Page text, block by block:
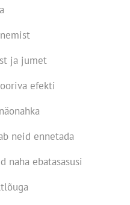
ja jumet
efekti
neid ennetada
naha ebatasasusi